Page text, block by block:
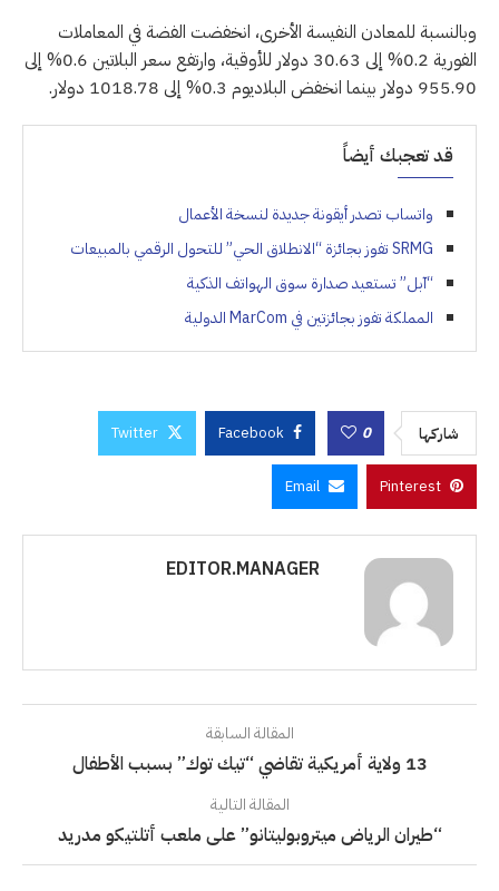
وبالنسبة للمعادن النفيسة الأخرى، انخفضت الفضة في المعاملات
الفورية 0.2% إلى 30.63 دولار للأوقية، وارتفع سعر البلاتين 0.6% إلى
955.90 دولار بينما انخفض البلاديوم 0.3% إلى 1018.78 دولار.
قد تعجبك أيضاً
واتساب تصدر أيقونة جديدة لنسخة الأعمال
SRMG تفوز بجائزة “الانطلاق الحي” للتحول الرقمي بالمبيعات
“آبل” تستعيد صدارة سوق الهواتف الذكية
المملكة تفوز بجائزتين في MarCom الدولية
شاركها 0
Facebook
Twitter
Pinterest
Email
EDITOR.MANAGER
المقالة السابقة
13 ولاية أمريكية تقاضي “تيك توك” بسبب الأطفال
المقالة التالية
“طيران الرياض ميتروبوليتانو” على ملعب أتلتيكو مدريد